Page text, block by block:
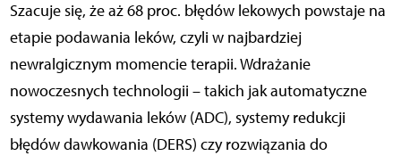
Szacuje się, że aż 68 proc. błędów lekowych powstaje na
etapie podawania leków, czyli w najbardziej
newralgicznym momencie terapii. Wdrażanie
nowoczesnych technologii – takich jak automatyczne
systemy wydawania leków (ADC), systemy redukcji
błędów dawkowania (DERS) czy rozwiązania do